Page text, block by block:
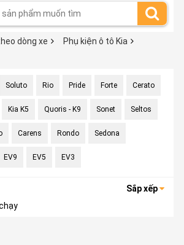
dòng xe
Phụ kiện ô tô Kia
Soluto Rio Pride Forte Cerato
Kia K5 Quoris - K9 Sonet Seltos
Carens Rondo Sedona
EV9 EV5 EV3
Sắp xếp